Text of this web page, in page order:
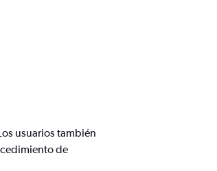
usuarios también
de